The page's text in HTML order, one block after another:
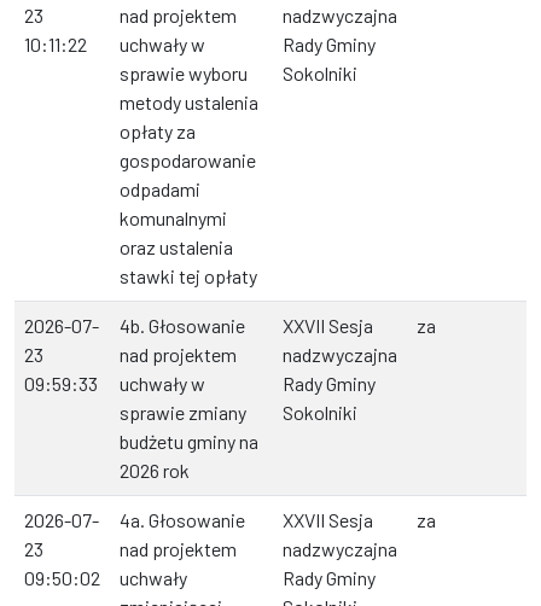
23
10:11:22
nad projektem
uchwały w
sprawie wyboru
metody ustalenia
opłaty za
gospodarowanie
odpadami
komunalnymi
oraz ustalenia
stawki tej opłaty
nadzwyczajna
Rady Gminy
Sokolniki
2026-07-
23
09:59:33
4b. Głosowanie
nad projektem
uchwały w
sprawie zmiany
budżetu gminy na
2026 rok
XXVII Sesja
nadzwyczajna
Rady Gminy
Sokolniki
za
2026-07-
23
09:50:02
4a. Głosowanie
nad projektem
uchwały
XXVII Sesja
nadzwyczajna
Rady Gminy
za